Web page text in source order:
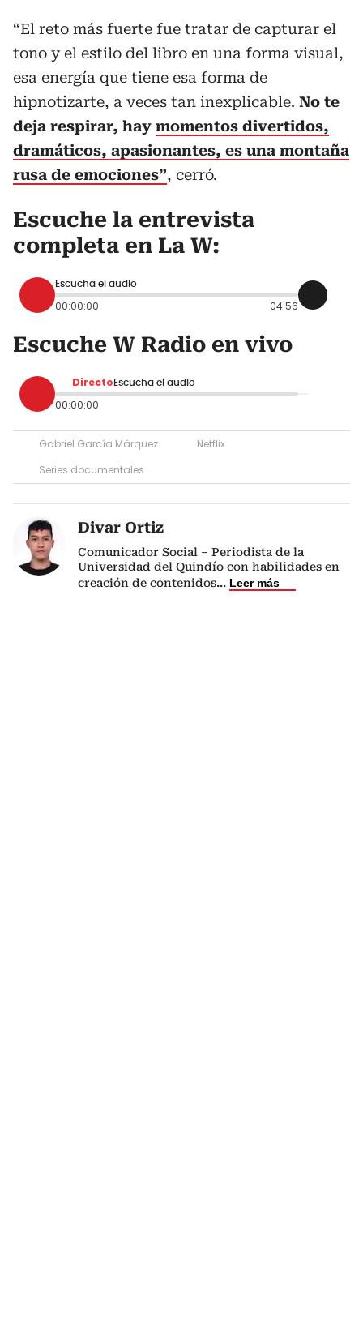
“El reto más fuerte fue tratar de capturar el
tono y el estilo del libro en una forma visual,
esa energía que tiene esa forma de
hipnotizarte, a veces tan inexplicable. No te
deja respirar, hay momentos divertidos,
dramáticos, apasionantes, es una montaña
rusa de emociones”, cerró.
Escuche la entrevista
completa en La W:
Escucha el audio
00:00:00 04:56
Escuche W Radio en vivo
Directo Escucha el audio
00:00:00
Gabriel García Márquez
Netflix
Series documentales
Divar Ortiz
Comunicador Social – Periodista de la
Universidad del Quindío con habilidades en
creación de contenidos... Leer más